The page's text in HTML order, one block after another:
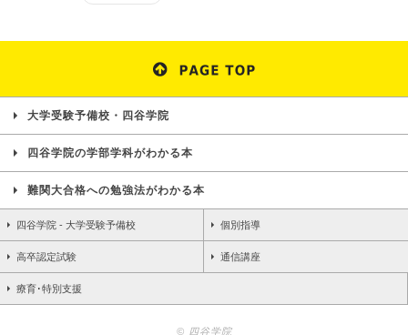
大学受験予備校・四谷学院
四谷学院の学部学科がわかる本
難関大合格への勉強法がわかる本
四谷学院 - 大学受験予備校 個別指導
高卒認定試験 通信講座
療育･特別支援
© 四谷学院